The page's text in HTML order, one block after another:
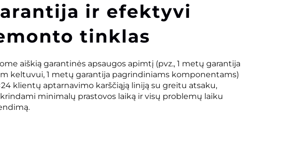
ir efektyvi
tinklas
aiškią garantinės apsaugos apimtį (pvz., 1 metų garantija
keltuvui, 1 metų garantija pagrindiniams komponentams)
klientų aptarnavimo karščiąją liniją su greitu atsaku,
minimalų prastovos laiką ir visų problemų laiku